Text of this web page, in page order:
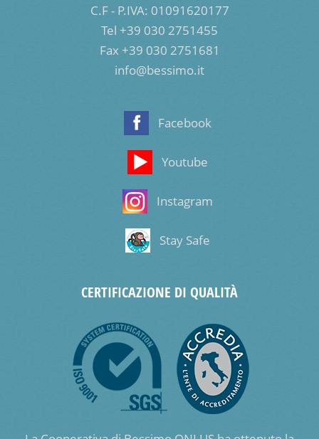
C.F - P.IVA: 01091620177
Tel +39 030 2751455
Fax +39 030 2751681
info@bessimo.it
Facebook
Youtube
Instagram
Stay Safe
CERTIFICAZIONE DI QUALITÀ